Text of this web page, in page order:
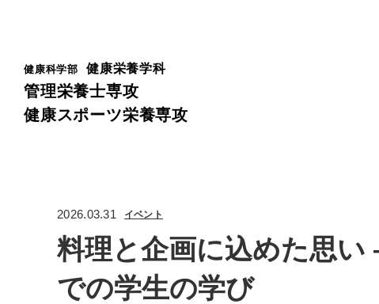
健康科学部 健康栄養学科
管理栄養士専攻
健康スポーツ栄養専攻
2026.03.31 イベント
料理と企画に込めた思い
での学生の学び